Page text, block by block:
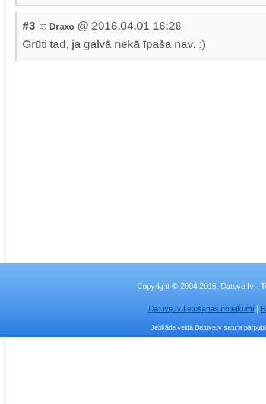
#3 Draxo @ 2016.04.01 16:28
Grūti tad, ja galvā nekā īpaša nav. :)
Copyright © 2004-2015, Datuve.lv -
Datuve.lv lietošanas noteikumi
Jebkāda veida Datuve.lv satura